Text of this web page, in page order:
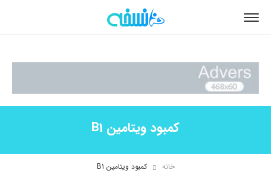
کمبود ویتامین B1
خانه کمبود ویتامین B1